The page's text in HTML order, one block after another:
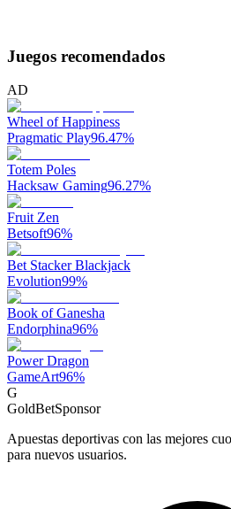
Juegos recomendados
AD
Wheel of Happiness
Pragmatic Play96.47%
Totem Poles
Hacksaw Gaming96.27%
Fruit Zen
Betsoft96%
Bet Stacker Blackjack
Evolution99%
Book of Ganesha
Endorphina96%
Power Dragon
GameArt96%
G
GoldBetSponsor
Apuestas deportivas con las mejores
para nuevos usuarios.